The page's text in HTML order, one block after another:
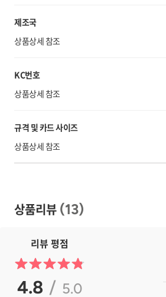
제조국
상품상세 참조
KC번호
상품상세 참조
규격 및 카드 사이즈
상품상세 참조
상품리뷰 (13)
리뷰 평점
4.8 / 5.0